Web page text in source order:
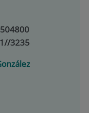
3235